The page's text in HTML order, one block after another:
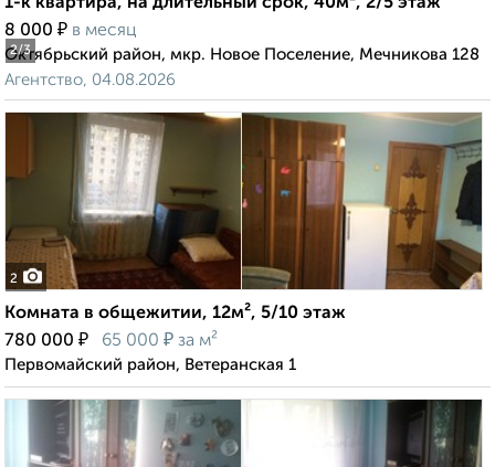
2/3
1-к квартира, на длительный срок, 40м², 2/5 этаж
8 000 ₽ в месяц
Октябрьский район, мкр. Новое Поселение, Мечникова 128
Агентство, 04.08.2026
2
Комната в общежитии, 12м², 5/10 этаж
780 000 ₽ 65 000 ₽ за м²
Первомайский район, Ветеранская 1